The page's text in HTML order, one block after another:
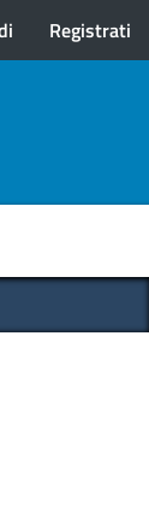
profilo
Registrati